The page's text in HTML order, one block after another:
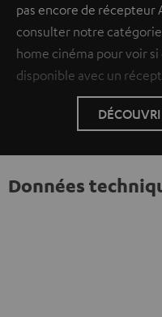
pas encore de récepteur
consulter notre
home cinéma pour voir
disponible avec un
Données